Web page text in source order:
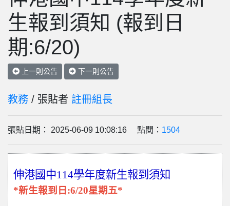
生報到須知 (報到日
期:6/20)
上一則公告 下一則公告
教務 / 張貼者 註冊組長
張貼日期： 2025-06-09 10:08:16 點閱： 1504
伸港國中114學年度新生報到須知
*新生報到日:6/20星期五*